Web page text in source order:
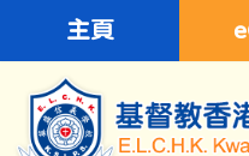
主頁